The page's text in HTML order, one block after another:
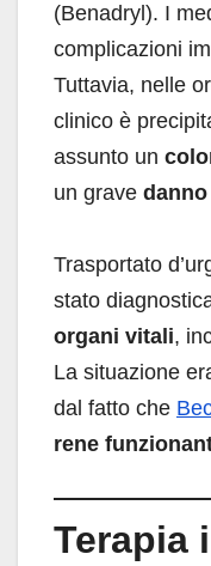
(Benadryl). I
complicazioni
Tuttavia, nelle
clinico è
assunto un
un grave
Trasportato
stato
organi vitali,
La situazione
dal fatto che
rene
Terapia